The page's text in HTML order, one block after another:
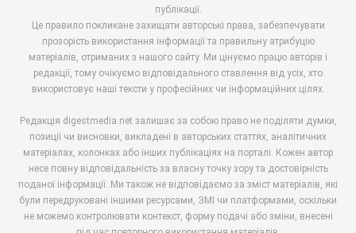
публікації.
Це правило покликане захищати авторські права, забезпечувати
прозорість використання інформації та правильну атрибуцію
матеріалів, отриманих з нашого сайту. Ми цінуємо працю авторів і
редакції, тому очікуємо відповідального ставлення від усіх, хто
використовує наші тексти у професійних чи інформаційних цілях.
Редакція digestmedia.net залишає за собою право не поділяти думки,
позиції чи висновки, викладені в авторських статтях, аналітичних
матеріалах, колонках або інших публікаціях на порталі. Кожен автор
несе повну відповідальність за власну точку зору та достовірність
поданої інформації. Ми також не відповідаємо за зміст матеріалів, які
були передруковані іншими ресурсами, ЗМІ чи платформами, оскільки
не можемо контролювати контекст, форму подачі або зміни, внесені